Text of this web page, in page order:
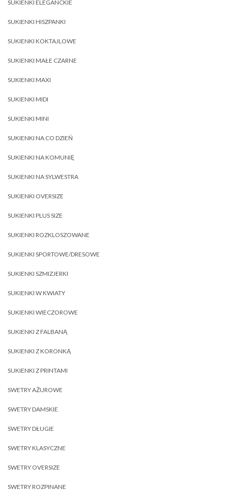
SUKIENKI ELEGANCKIE
SUKIENKI HISZPANKI
SUKIENKI KOKTAJLOWE
SUKIENKI MAŁE CZARNE
SUKIENKI MAXI
SUKIENKI MIDI
SUKIENKI MINI
SUKIENKI NA CO DZIEŃ
SUKIENKI NA KOMUNIĘ
SUKIENKI NA SYLWESTRA
SUKIENKI OVERSIZE
SUKIENKI PLUS SIZE
SUKIENKI ROZKLOSZOWANE
SUKIENKI SPORTOWE/DRESOWE
SUKIENKI SZMIZJERKI
SUKIENKI W KWIATY
SUKIENKI WIECZOROWE
SUKIENKI Z FALBANĄ
SUKIENKI Z KORONKĄ
SUKIENKI Z PRINTAMI
SWETRY AŻUROWE
SWETRY DAMSKIE
SWETRY DŁUGIE
SWETRY KLASYCZNE
SWETRY OVERSIZE
SWETRY ROZPINANE